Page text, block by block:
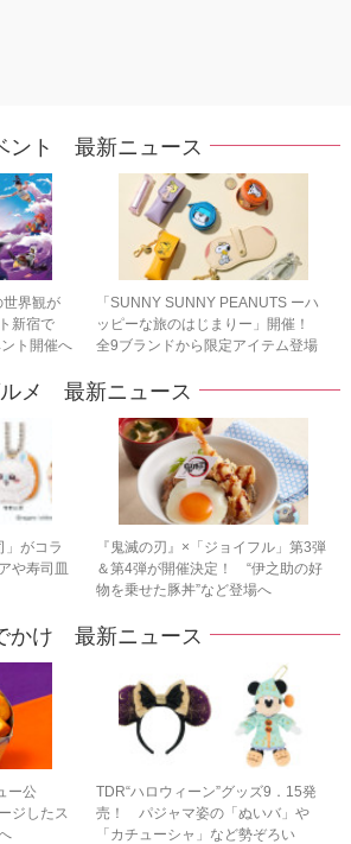
ント 最新ニュース
世界観が
新宿で
ント開催へ
「SUNNY SUNNY PEANUTS ーハ
ッピーな旅のはじまりー」開催！
全9ブランドから限定アイテム登場
メ 最新ニュース
」がコラ
や寿司皿
『鬼滅の刃』×「ジョイフル」第3弾
＆第4弾が開催決定！ “伊之助の好
物を乗せた豚丼”など登場へ
かけ 最新ニュース
ー公
ジしたス
TDR“ハロウィーン”グッズ9．15発
売！ パジャマ姿の「ぬいバ」や
「カチューシャ」など勢ぞろい